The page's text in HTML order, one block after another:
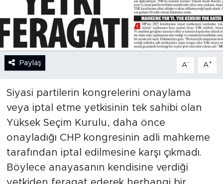
Paylaş A- A+
Siyasi partilerin kongrelerini onaylama
veya iptal etme yetkisinin tek sahibi olan
Yüksek Seçim Kurulu, daha önce
onayladığı CHP kongresinin adli mahkeme
tarafından iptal edilmesine karşı çıkmadı.
Böylece anayasanın kendisine verdiği
YAZARLAR
DİNİ
POLİTİKA
EKONOMİ
SPOR
KÜLTÜR SANAT
YAŞAM